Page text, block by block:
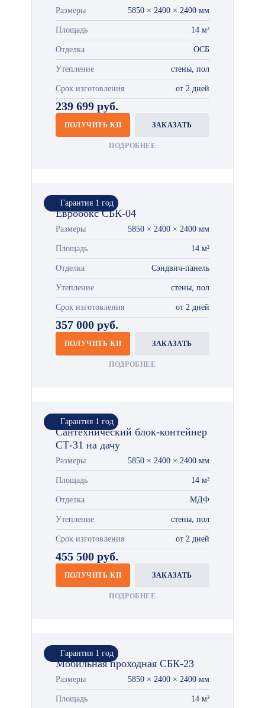
Размеры 5850 × 2400 × 2400 мм
Площадь 14 м²
Отделка ОСБ
Утепление стены, пол
Срок изготовления от 2 дней
239 699 руб.
ПОЛУЧИТЬ КП ЗАКАЗАТЬ
ПОДРОБНЕЕ
Гарантия 1 год
Евробокс СБК-04
Размеры 5850 × 2400 × 2400 мм
Площадь 14 м²
Отделка Сэндвич-панель
Утепление стены, пол
Срок изготовления от 2 дней
357 000 руб.
ПОЛУЧИТЬ КП ЗАКАЗАТЬ
ПОДРОБНЕЕ
Гарантия 1 год
Сантехнический блок-контейнер
СТ-31 на дачу
Размеры 5850 × 2400 × 2400 мм
Площадь 14 м²
Отделка МДФ
Утепление стены, пол
Срок изготовления от 2 дней
455 500 руб.
ПОЛУЧИТЬ КП ЗАКАЗАТЬ
ПОДРОБНЕЕ
Гарантия 1 год
Мобильная проходная СБК-23
Размеры 5850 × 2400 × 2400 мм
Площадь 14 м²